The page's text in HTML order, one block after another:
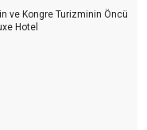
ve Kongre Turizminin Öncü
Hotel